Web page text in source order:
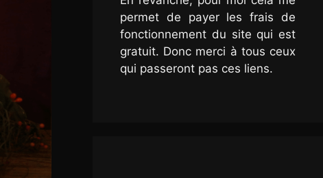
permet de payer les frais de
fonctionnement du site qui est
gratuit. Donc merci à tous ceux
qui passeront pas ces liens.